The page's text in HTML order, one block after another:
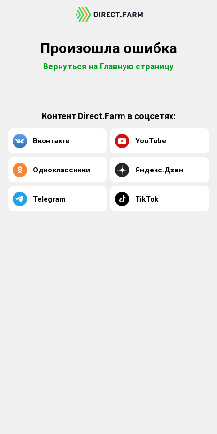
Произошла ошибка
Вернуться на Главную страницу
Контент Direct.Farm в соцсетях:
Вконтакте YouTube
Одноклассники Яндекс.Дзен
Telegram TikTok